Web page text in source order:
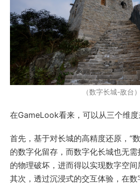
（数字长城-敌台）
在GameLook看来，可以从三个维度
首先，基于对长城的高精度还原，“
的数字化留存，而数字化长城也无
的物理破坏，进而得以实现数字空间
其次，透过沉浸式的交互体验，在